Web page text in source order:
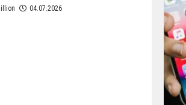
04.07.2026